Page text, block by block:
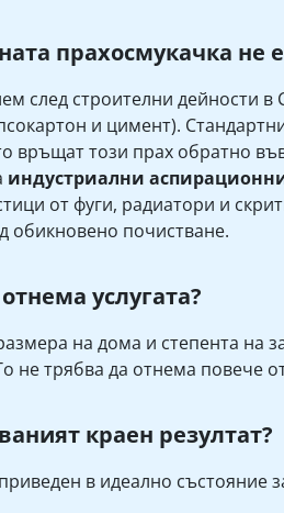
прахосмукачка не е
след строителни дейности в
и цимент).
връщат този прах обратно
индустриални
от фуги, радиатори и
обикновено почистване.
услугата?
на дома и степента на
не трябва да отнема повече
краен резултат?
в идеално състояние